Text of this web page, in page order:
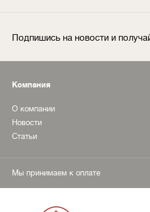
Подпишись на новости и
Компания
О компании
Новости
Статьи
Мы принимаем к оплате